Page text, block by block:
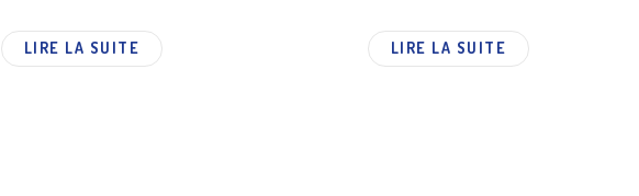
LIRE LA SUITE LIRE LA SUITE